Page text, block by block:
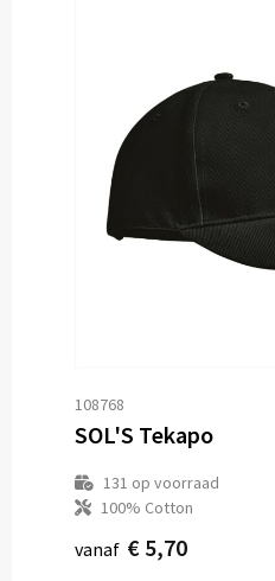
108768
SOL'S Tekapo
131 op voorraad
100% Cotton
vanaf € 5,70